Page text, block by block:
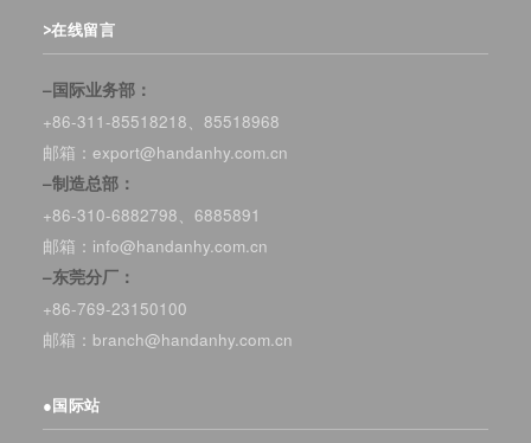
>在线留言
–国际业务部：
+86-311-85518218、85518968
邮箱：export@handanhy.com.cn
–制造总部：
+86-310-6882798、6885891
邮箱：info@handanhy.com.cn
–东莞分厂：
+86-769-23150100
邮箱：branch@handanhy.com.cn
●国际站